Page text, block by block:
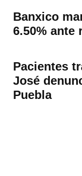
Banxico
6.50%
Pacientes
José
Puebla